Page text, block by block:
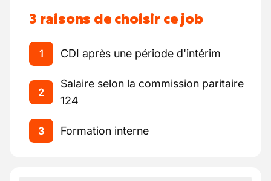
3 raisons de choisir ce job
1 CDI après une période d'intérim
2
Salaire selon la commission paritaire
124
3 Formation interne